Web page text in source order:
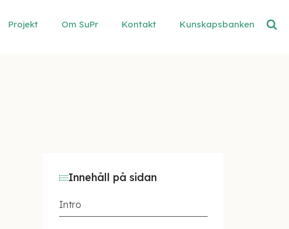
Projekt Om SuPr Kontakt Kunskapsbanken
Innehåll på sidan
Intro